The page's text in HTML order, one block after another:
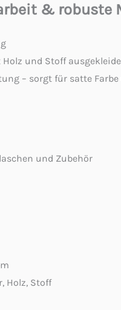
& robuste
und Stoff
– sorgt für satte
und Zubehör
Holz, Stoff